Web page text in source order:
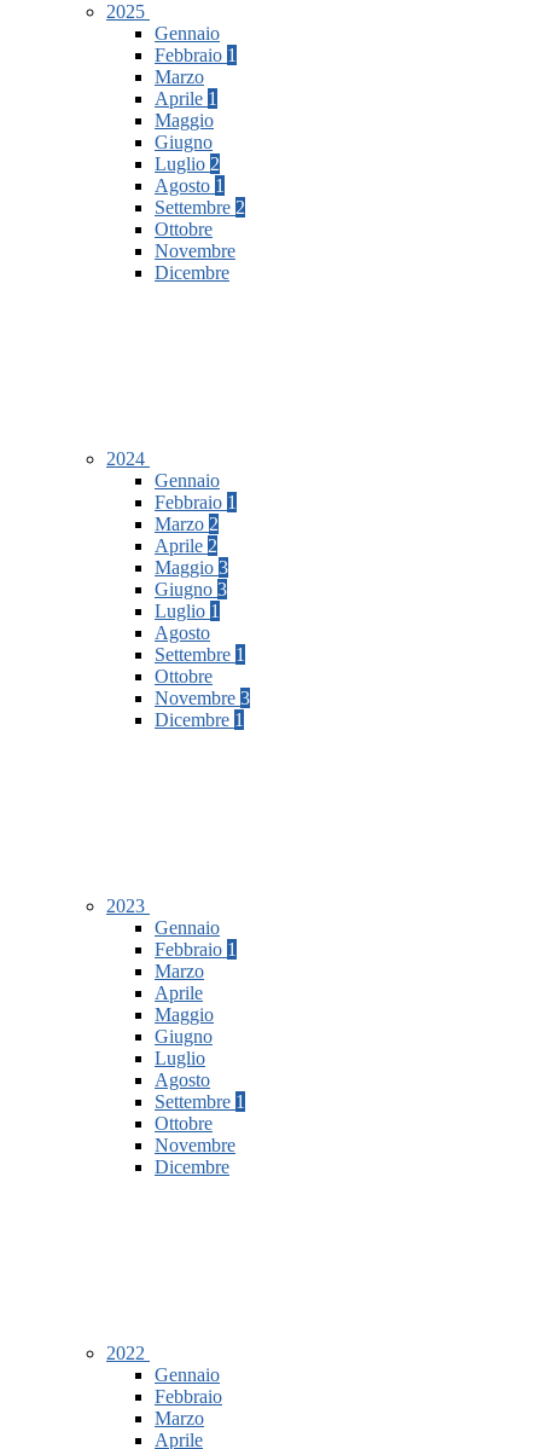
2025
Gennaio
Febbraio 1
Marzo
Aprile 1
Maggio
Giugno
Luglio 2
Agosto 1
Settembre 2
Ottobre
Novembre
Dicembre
2024
Gennaio
Febbraio 1
Marzo 2
Aprile 2
Maggio 3
Giugno 3
Luglio 1
Agosto
Settembre 1
Ottobre
Novembre 3
Dicembre 1
2023
Gennaio
Febbraio 1
Marzo
Aprile
Maggio
Giugno
Luglio
Agosto
Settembre 1
Ottobre
Novembre
Dicembre
2022
Gennaio
Febbraio
Marzo
Aprile